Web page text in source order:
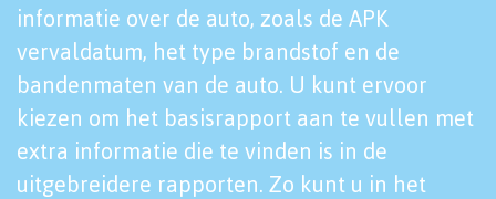
informatie over de auto, zoals de APK
vervaldatum, het type brandstof en de
bandenmaten van de auto. U kunt ervoor
kiezen om het basisrapport aan te vullen met
extra informatie die te vinden is in de
uitgebreidere rapporten. Zo kunt u in het